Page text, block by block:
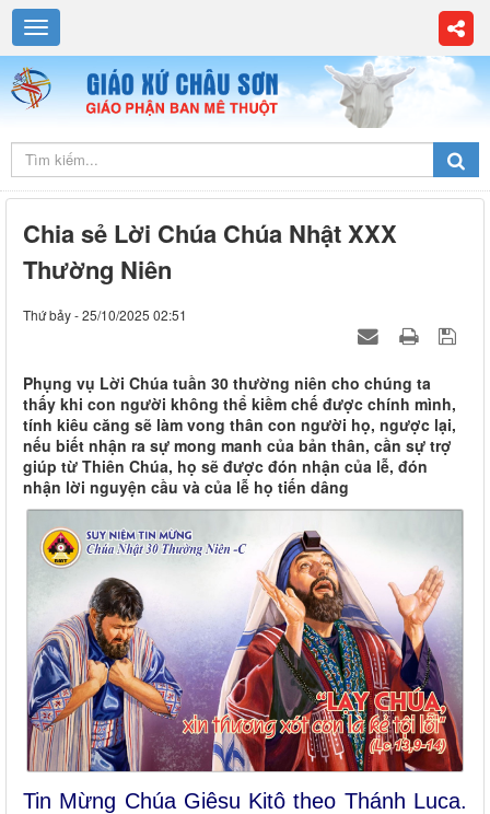
Chia sẻ Lời Chúa Chúa Nhật XXX
Thường Niên
Thứ bảy - 25/10/2025 02:51
Phụng vụ Lời Chúa tuần 30 thường niên cho chúng ta
thấy khi con người không thể kiềm chế được chính mình,
tính kiêu căng sẽ làm vong thân con người họ, ngược lại,
nếu biết nhận ra sự mong manh của bản thân, cần sự trợ
giúp từ Thiên Chúa, họ sẽ được đón nhận của lễ, đón
nhận lời nguyện cầu và của lễ họ tiến dâng
Tin Mừng Chúa Giêsu Kitô theo Thánh Luca.